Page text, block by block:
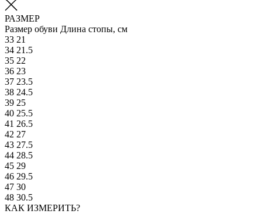
РАЗМЕР
Размер обуви Длина стопы, см
33 21
34 21.5
35 22
36 23
37 23.5
38 24.5
39 25
40 25.5
41 26.5
42 27
43 27.5
44 28.5
45 29
46 29.5
47 30
48 30.5
КАК ИЗМЕРИТЬ?